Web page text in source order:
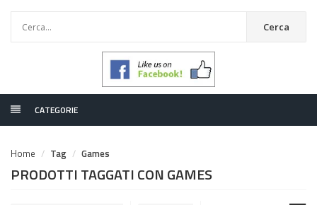
Cerca
CATEGORIE
Home Tag Games
PRODOTTI TAGGATI CON GAMES